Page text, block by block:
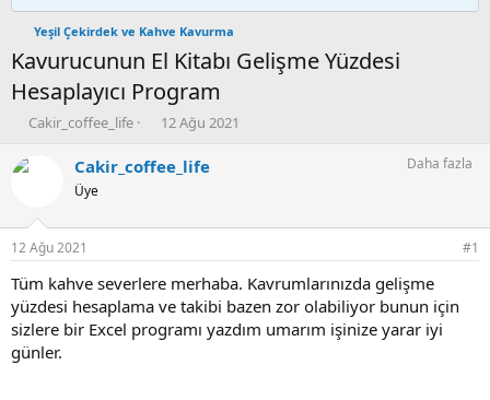
Yeşil Çekirdek ve Kahve Kavurma
Kavurucunun El Kitabı Gelişme Yüzdesi
Hesaplayıcı Program
K
n
u
b
a
ş
a
t
a
Cakir_coffee_life
B
ş
ı
ç
a
r
12 Ağu 2021
Cakir_coffee_life
Üye
Daha fazla
12 Ağu 2021 #1
Tüm kahve severlere merhaba. Kavrumlarınızda gelişme
yüzdesi hesaplama ve takibi bazen zor olabiliyor bunun için
sizlere bir Excel programı yazdım umarım işinize yarar iyi
günler.